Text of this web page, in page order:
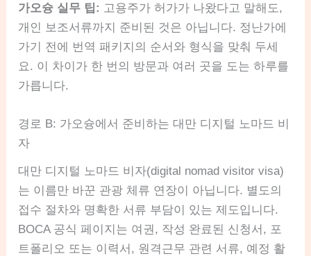
가오슝 실무 팁: 고용주가 허가가 나왔다고 말해도,
개인 보조서류까지 준비된 것은 아닙니다. 정난가에
가기 전에 번역 패키지의 순서와 형식을 맞춰 두세
요. 이 차이가 한 번의 방문과 여러 곳을 도는 하루를
가릅니다.
경로 B: 가오슝에서 준비하는 대만 디지털 노마드 비
자
대만 디지털 노마드 비자(digital nomad visitor visa)
는 이름만 바꾼 관광 체류 연장이 아닙니다. 별도의
접수 절차와 명확한 서류 부담이 있는 제도입니다.
BOCA 공식 페이지는 여권, 작성 완료된 신청서, 포
트폴리오 또는 이력서, 원격근무 관련 서류, 예정 활